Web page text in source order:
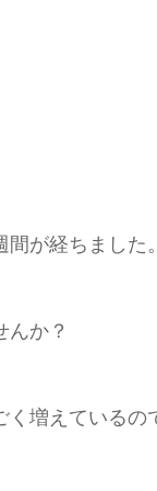
が経ちました。
んか？
く増えているの